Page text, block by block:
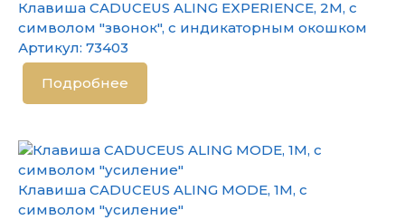
Клавиша CADUCEUS ALING EXPERIENCE, 2М, с
символом "звонок", с индикаторным окошком
Артикул: 73403
Подробнее
Клавиша CADUCEUS ALING MODE, 1М, с
символом "усиление"